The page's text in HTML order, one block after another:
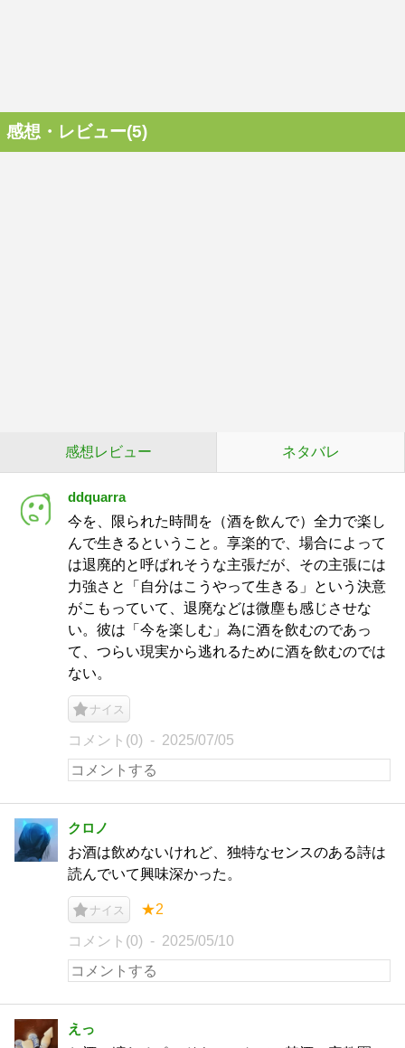
感想・レビュー(5)
感想レビュー ネタバレ
ddquarra
今を、限られた時間を（酒を飲んで）全力で楽し
んで生きるということ。享楽的で、場合によって
は退廃的と呼ばれそうな主張だが、その主張には
力強さと「自分はこうやって生きる」という決意
がこもっていて、退廃などは微塵も感じさせな
い。彼は「今を楽しむ」為に酒を飲むのであっ
て、つらい現実から逃れるために酒を飲むのでは
ない。
ナイス
コメント(0) 2025/07/05
クロノ
お酒は飲めないけれど、独特なセンスのある詩は
読んでいて興味深かった。
ナイス ★2
コメント(0) 2025/05/10
えっ